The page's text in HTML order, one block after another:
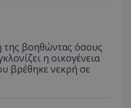
της βοηθώντας όσους
η οικογένεια
βρέθηκε νεκρή σε